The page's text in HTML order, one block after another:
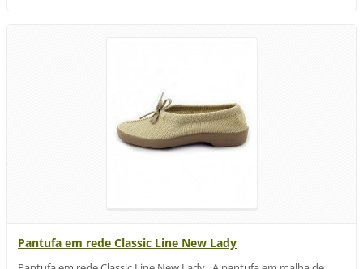
Pantufa em rede Classic Line New Lady